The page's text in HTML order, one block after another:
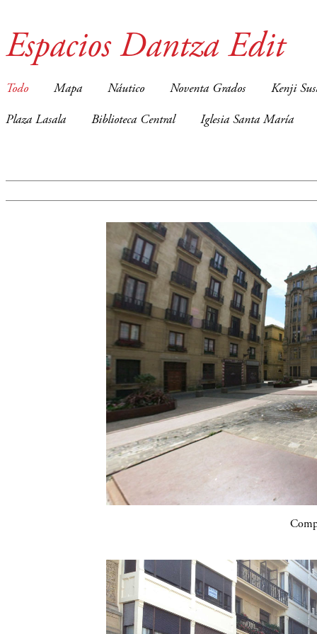
Espacios Dantza Edit
Todo Mapa Náutico Noventa Grados Kenji
Plaza Lasala Biblioteca Central Iglesia Santa María